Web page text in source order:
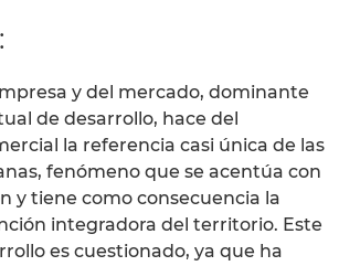
y del mercado, dominante
de desarrollo, hace del
la referencia casi única de las
fenómeno que se acentúa con
y tiene como consecuencia la
integradora del territorio. Este
es cuestionado, ya que ha